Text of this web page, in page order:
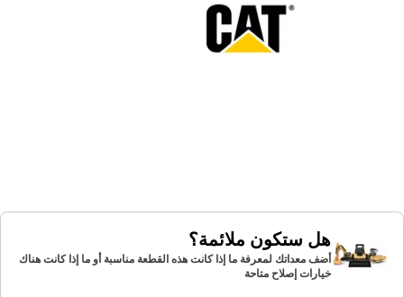
هل ستكون ملائمة؟
أضف معداتك لمعرفة ما إذا كانت هذه القطعة مناسبة أو ما إذا كانت هناك
خيارات إصلاح متاحة